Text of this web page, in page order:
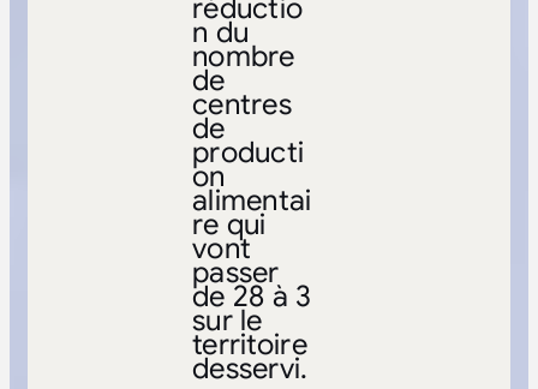
réductio
n du
nombre
de
centres
de
producti
on
alimentai
re qui
vont
passer
de 28 à 3
sur le
territoire
desservi.